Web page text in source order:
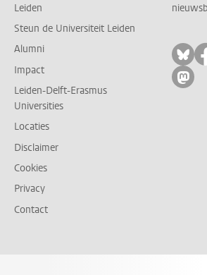
Leiden
Steun de Universiteit Leiden
Alumni
Impact
Leiden-Delft-Erasmus
Universities
Locaties
Disclaimer
Cookies
Privacy
Contact